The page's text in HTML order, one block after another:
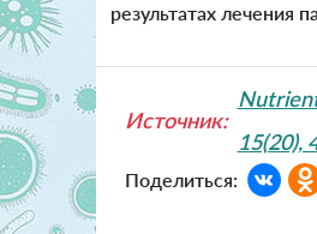
результатах лечения
Источник:
15(20),
Поделиться: